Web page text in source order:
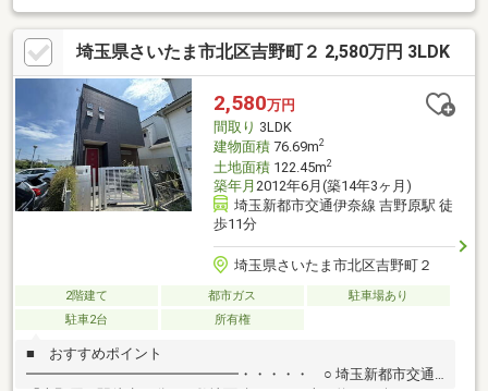
和室に収納スペースを確保・洋室2部屋に跨る南東向きバルコニー
を設置▼設備・1616サイズの浴室・各階にトイレ▼周辺環境・い
なげや大宮宮原店 徒歩7分(約520m)・Big-Aさいたま別所町店 徒歩
9分(約720m)・さいたま市立大宮別所小学校 徒歩8分(約590m)■ ご
希望の住まい探しをお手伝いします ━━━━━・・・物件の詳
細・ご相談はお気軽にお問い合わせください。
埼玉県さいたま市北区吉野町２ 2,580万円 3LDK
2,580万円
間取り 3LDK
建物面積76.69m2
土地面積122.45m2
築年月 2012年6月(築14年3ヶ月)
埼玉新都市交通伊奈線 吉野原駅 徒
歩11分
埼玉県さいたま市北区吉野町２
2階建て 都市ガス
駐車場あり
駐車2台
所有権
■ おすすめポイント
━━━━━━━━━━━━━━━・・・・・ ○ 埼玉新都市交通